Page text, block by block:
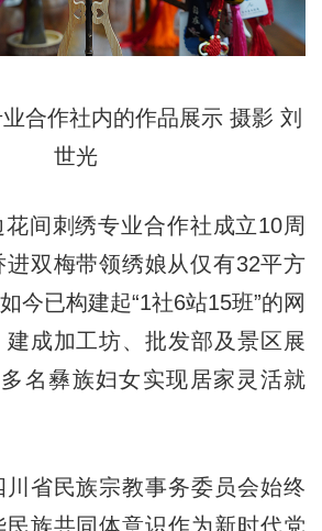
合作社内的作品展示 摄影 刘
世光
刺绣专业合作社成立10周
双梅带领绣娘从仅有32平方
今已构建起“1社6站15班”的网
成加工坊、批发部及景区展
名彝族妇女实现居家灵活就
民族宗教事务委员会始终
民族共同体意识作为新时代党